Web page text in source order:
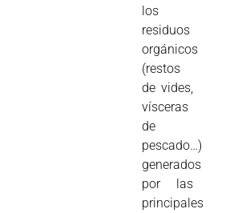
los
residuos
orgánicos
(restos
de vides,
vísceras
de
pescado…)
generados
por las
principales